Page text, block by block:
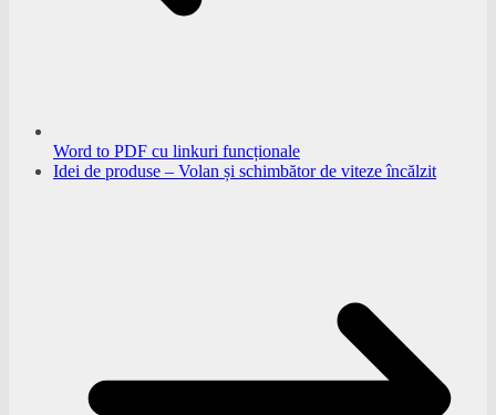
Word to PDF cu linkuri funcționale
Idei de produse – Volan și schimbător de viteze încălzit